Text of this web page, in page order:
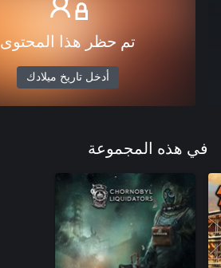
تم حظر هذا المحتوى
أدخل تاريخ ميلادك
في هذه المجموعة